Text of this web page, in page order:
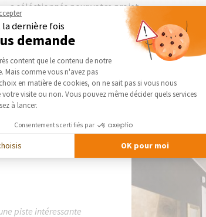
a séléctionnés pour votre projet
DEMANDER UN DEVIS GRATUIT
piste intéressante
dernière fois
demande
de Gestion du Consentement
content que le contenu de notre
Mais comme vous n'avez pas
en matière de cookies, on ne sait pas si vous nous
visite ou non. Vous pouvez même décider quels services
à lancer.
Consentements certifiés par
OK pour moi
Axeptio consent